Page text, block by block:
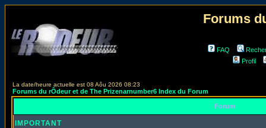
Forums
FAQ
Profil
La date/heure actuelle est 08 Aôu 2026 08:23
Forums du rÔdeur et de The Prizenarnumber6 Index du Forum
Forum
IMPORTANT